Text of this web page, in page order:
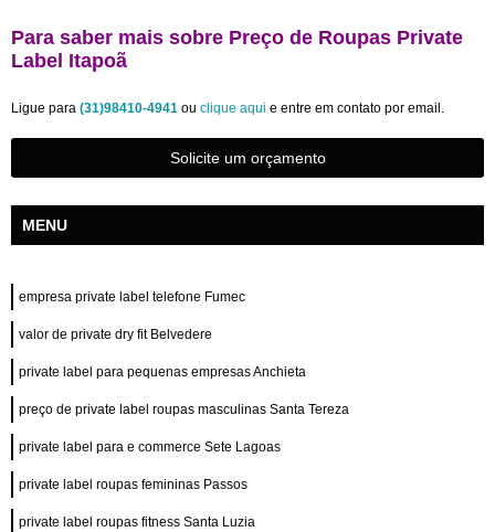
Para saber mais sobre Preço de Roupas Private
Label Itapoã
Ligue para (31)98410-4941 ou clique aqui e entre em contato por email.
Solicite um orçamento
MENU
empresa private label telefone Fumec
valor de private dry fit Belvedere
private label para pequenas empresas Anchieta
preço de private label roupas masculinas Santa Tereza
private label para e commerce Sete Lagoas
private label roupas femininas Passos
private label roupas fitness Santa Luzia